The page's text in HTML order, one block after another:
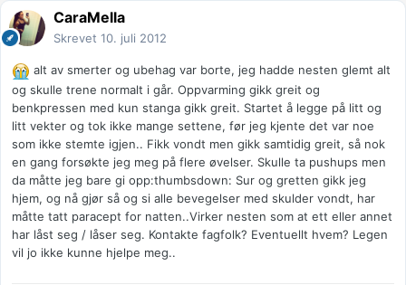
CaraMella
Skrevet 10. juli 2012
alt av smerter og ubehag var borte, jeg hadde nesten glemt alt
og skulle trene normalt i går. Oppvarming gikk greit og
benkpressen med kun stanga gikk greit. Startet å legge på litt og
litt vekter og tok ikke mange settene, før jeg kjente det var noe
som ikke stemte igjen.. Fikk vondt men gikk samtidig greit, så nok
en gang forsøkte jeg meg på flere øvelser. Skulle ta pushups men
da måtte jeg bare gi opp:thumbsdown: Sur og gretten gikk jeg
hjem, og nå gjør så og si alle bevegelser med skulder vondt, har
måtte tatt paracept for natten..Virker nesten som at ett eller annet
har låst seg / låser seg. Kontakte fagfolk? Eventuellt hvem? Legen
vil jo ikke kunne hjelpe meg..